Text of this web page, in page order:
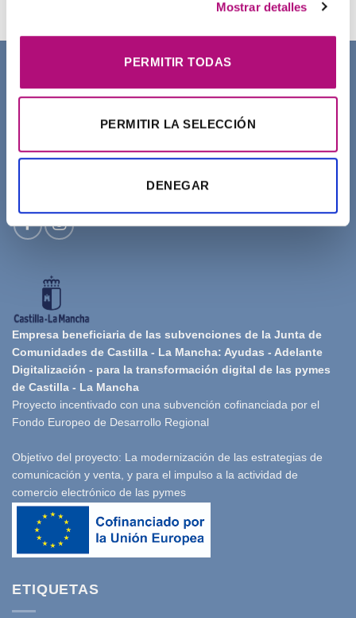
Mostrar detalles
PERMITIR TODAS
PERMITIR LA SELECCIÓN
DENEGAR
Empresa beneficiaria de las subvenciones de la Junta de
Comunidades de Castilla - La Mancha: Ayudas - Adelante
Digitalización - para la transformación digital de las pymes
de Castilla - La Mancha
Proyecto incentivado con una subvención cofinanciada por el
Fondo Europeo de Desarrollo Regional
Objetivo del proyecto: La modernización de las estrategias de
comunicación y venta, y para el impulso a la actividad de
comercio electrónico de las pymes
ETIQUETAS